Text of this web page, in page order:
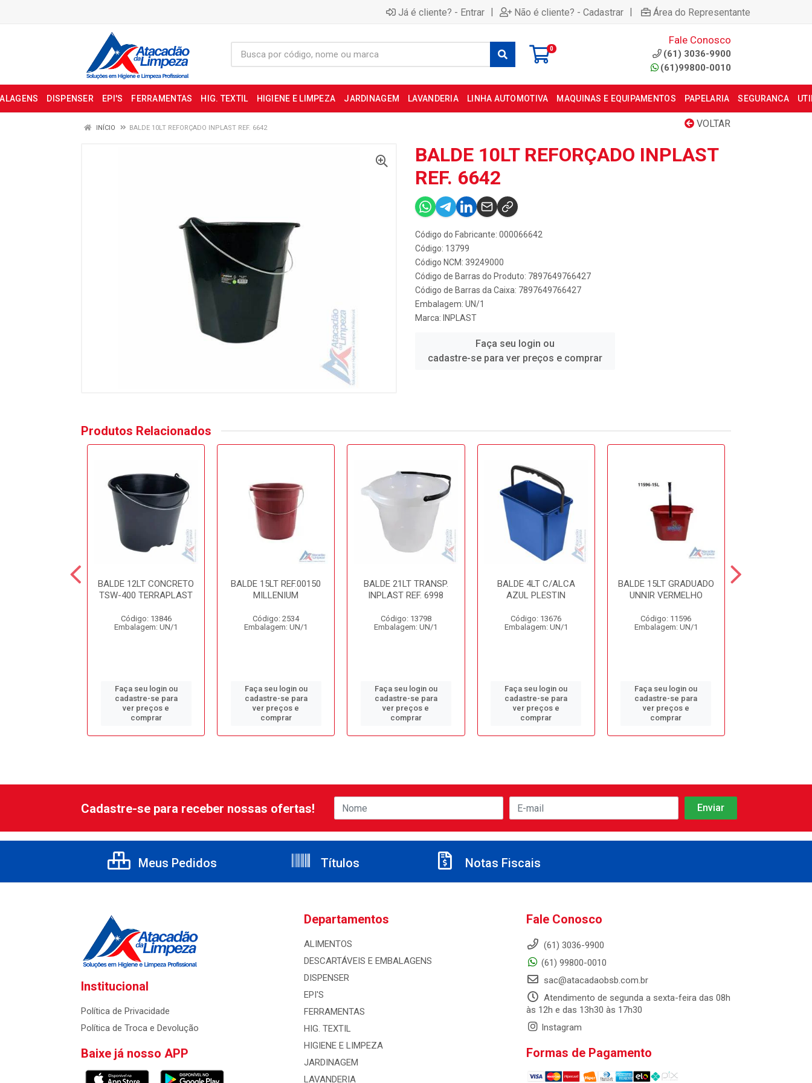
Já é cliente? - Entrar | Não é cliente? - Cadastrar | Área do Representante
0
Fale Conosco
(61) 3036-9900
(61)99800-0010
DISPENSER EPI'S FERRAMENTAS HIG. TEXTIL HIGIENE E LIMPEZA JARDINAGEM LAVANDERIA LINHA AUTOMOTIVA MAQUINAS E EQUIPAMENTOS PAPELARIA SEGURANCA
VOLTAR
INÍCIO BALDE 10LT REFORÇADO INPLAST REF. 6642
BALDE 10LT REFORÇADO INPLAST
REF. 6642
Código do Fabricante: 000066642
Código: 13799
Código NCM: 39249000
Código de Barras do Produto: 7897649766427
Código de Barras da Caixa: 7897649766427
Embalagem: UN/1
Marca: INPLAST
Faça seu login ou
cadastre-se para ver preços e comprar
Produtos Relacionados
BALDE 12LT CONCRETO
TSW-400 TERRAPLAST
Código: 13846
Embalagem: UN/1
Faça seu login ou
cadastre-se para
ver preços e
comprar
BALDE 15LT REF.00150
MILLENIUM
Código: 2534
Embalagem: UN/1
Faça seu login ou
cadastre-se para
ver preços e
comprar
BALDE 21LT TRANSP.
INPLAST REF. 6998
Código: 13798
Embalagem: UN/1
Faça seu login ou
cadastre-se para
ver preços e
comprar
BALDE 4LT C/ALCA
AZUL PLESTIN
Código: 13676
Embalagem: UN/1
Faça seu login ou
cadastre-se para
ver preços e
comprar
BALDE 15LT GRADUADO
UNNIR VERMELHO
Código: 11596
Embalagem: UN/1
Faça seu login ou
cadastre-se para
ver preços e
comprar
Cadastre-se para receber nossas ofertas!
Meus Pedidos Títulos Notas Fiscais
Institucional
Política de Privacidade
Política de Troca e Devolução
Baixe já nosso APP
Departamentos
ALIMENTOS
DESCARTÁVEIS E EMBALAGENS
DISPENSER
EPI'S
FERRAMENTAS
HIG. TEXTIL
HIGIENE E LIMPEZA
JARDINAGEM
LAVANDERIA
Fale Conosco
(61) 3036-9900
(61) 99800-0010
sac@atacadaobsb.com.br
Atendimento de segunda a sexta-feira das 08h
às 12h e das 13h30 às 17h30
Instagram
Formas de Pagamento